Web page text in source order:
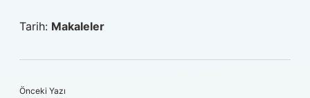
Tarih: Makaleler
Önceki Yazı